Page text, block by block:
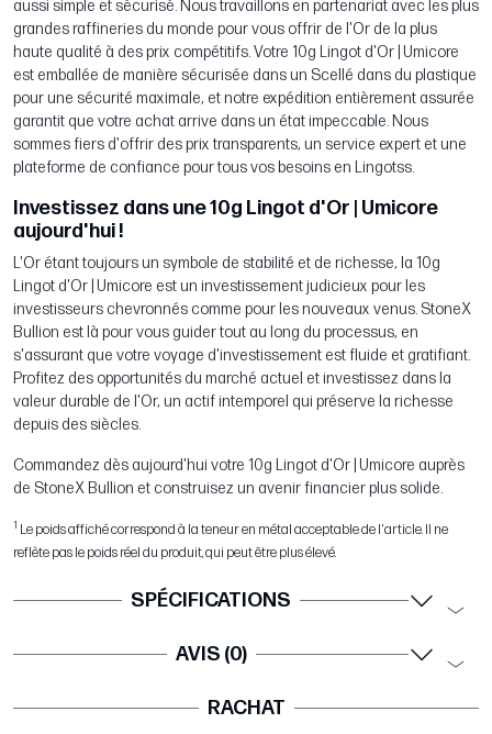
aussi simple et sécurisé. Nous travaillons en partenariat avec les plus
grandes raffineries du monde pour vous offrir de l'Or de la plus
haute qualité à des prix compétitifs. Votre 10g Lingot d'Or | Umicore
est emballée de manière sécurisée dans un Scellé dans du plastique
pour une sécurité maximale, et notre expédition entièrement assurée
garantit que votre achat arrive dans un état impeccable. Nous
sommes fiers d'offrir des prix transparents, un service expert et une
plateforme de confiance pour tous vos besoins en Lingotss.
Investissez dans une 10g Lingot d'Or | Umicore
aujourd'hui !
L'Or étant toujours un symbole de stabilité et de richesse, la 10g
Lingot d'Or | Umicore est un investissement judicieux pour les
investisseurs chevronnés comme pour les nouveaux venus. StoneX
Bullion est là pour vous guider tout au long du processus, en
s'assurant que votre voyage d'investissement est fluide et gratifiant.
Profitez des opportunités du marché actuel et investissez dans la
valeur durable de l'Or, un actif intemporel qui préserve la richesse
depuis des siècles.
Commandez dès aujourd'hui votre 10g Lingot d'Or | Umicore auprès
de StoneX Bullion et construisez un avenir financier plus solide.
1 Le poids affiché correspond à la teneur en métal acceptable de l'article. Il ne
reflète pas le poids réel du produit, qui peut être plus élevé.
SPÉCIFICATIONS
AVIS (0)
RACHAT